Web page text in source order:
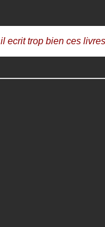
il ecrit trop bien ces